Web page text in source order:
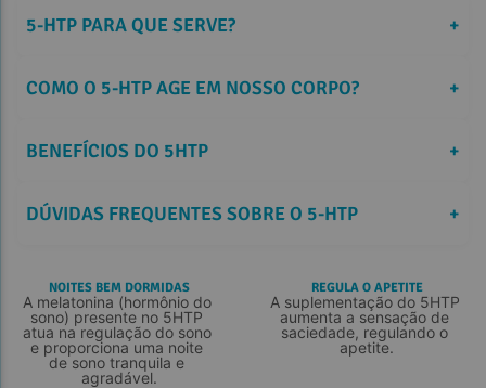
5-HTP PARA QUE SERVE? +
COMO O 5-HTP AGE EM NOSSO CORPO? +
BENEFÍCIOS DO 5HTP +
DÚVIDAS FREQUENTES SOBRE O 5-HTP +
NOITES BEM DORMIDAS
A melatonina (hormônio do
sono) presente no 5HTP
atua na regulação do sono
e proporciona uma noite
de sono tranquila e
agradável.
REGULA O APETITE
A suplementação do 5HTP
aumenta a sensação de
saciedade, regulando o
apetite.